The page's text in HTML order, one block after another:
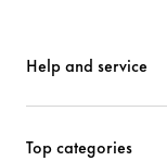
Help and service
Top categories